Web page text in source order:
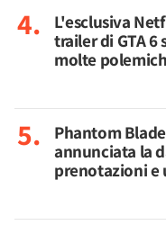
L'esclusiva
trailer di GTA 6
molte
Phantom
annunciata la
prenotazioni e